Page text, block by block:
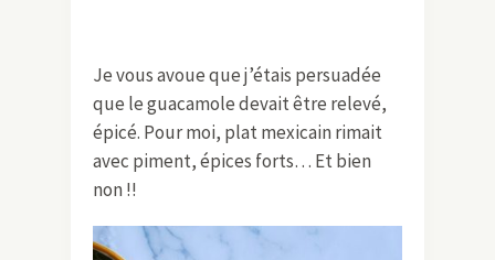
Je vous avoue que j’étais persuadée
que le guacamole devait être relevé,
épicé. Pour moi, plat mexicain rimait
avec piment, épices forts… Et bien
non !!